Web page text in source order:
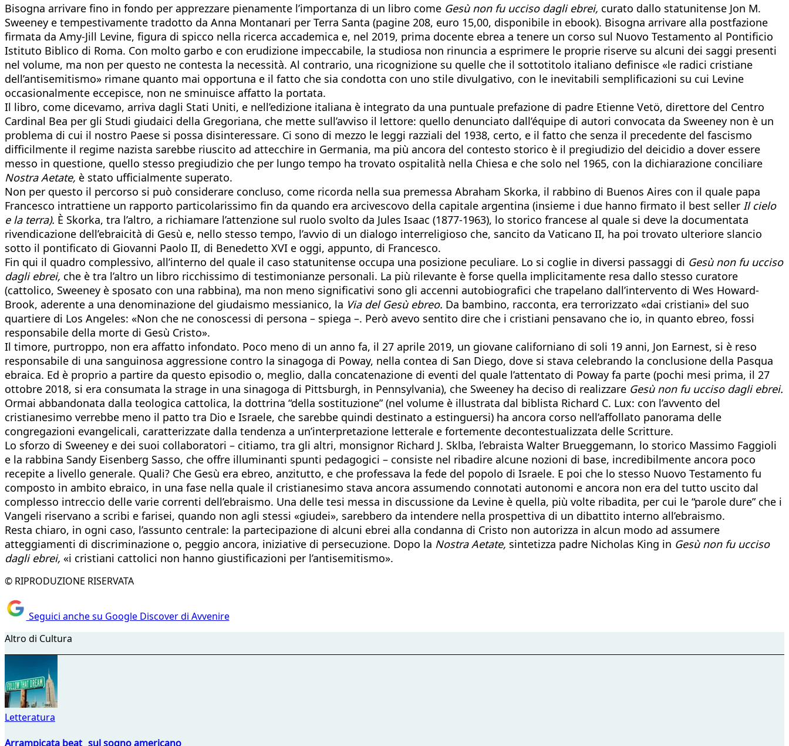
Bisogna arrivare fino in fondo per apprezzare pienamente l’importanza di un libro come Gesù non fu ucciso dagli ebrei, curato dallo statunitense Jon M.
Sweeney e tempestivamente tradotto da Anna Montanari per Terra Santa (pagine 208, euro 15,00, disponibile in ebook). Bisogna arrivare alla postfazione
firmata da Amy-Jill Levine, figura di spicco nella ricerca accademica e, nel 2019, prima docente ebrea a tenere un corso sul Nuovo Testamento al Pontificio
Istituto Biblico di Roma. Con molto garbo e con erudizione impeccabile, la studiosa non rinuncia a esprimere le proprie riserve su alcuni dei saggi presenti
nel volume, ma non per questo ne contesta la necessità. Al contrario, una ricognizione su quelle che il sottotitolo italiano definisce «le radici cristiane
dell’antisemitismo» rimane quanto mai opportuna e il fatto che sia condotta con uno stile divulgativo, con le inevitabili semplificazioni su cui Levine
occasionalmente eccepisce, non ne sminuisce affatto la portata.
Il libro, come dicevamo, arriva dagli Stati Uniti, e nell’edizione italiana è integrato da una puntuale prefazione di padre Etienne Vetö, direttore del Centro
Cardinal Bea per gli Studi giudaici della Gregoriana, che mette sull’avviso il lettore: quello denunciato dall’équipe di autori convocata da Sweeney non è un
problema di cui il nostro Paese si possa disinteressare. Ci sono di mezzo le leggi razziali del 1938, certo, e il fatto che senza il precedente del fascismo
difficilmente il regime nazista sarebbe riuscito ad attecchire in Germania, ma più ancora del contesto storico è il pregiudizio del deicidio a dover essere
messo in questione, quello stesso pregiudizio che per lungo tempo ha trovato ospitalità nella Chiesa e che solo nel 1965, con la dichiarazione conciliare
Nostra Aetate, è stato ufficialmente superato.
Non per questo il percorso si può considerare concluso, come ricorda nella sua premessa Abraham Skorka, il rabbino di Buenos Aires con il quale papa
Francesco intrattiene un rapporto particolarissimo fin da quando era arcivescovo della capitale argentina (insieme i due hanno firmato il best seller Il cielo
e la terra). È Skorka, tra l’altro, a richiamare l’attenzione sul ruolo svolto da Jules Isaac (1877-1963), lo storico francese al quale si deve la documentata
rivendicazione dell’ebraicità di Gesù e, nello stesso tempo, l’avvio di un dialogo interreligioso che, sancito da Vaticano II, ha poi trovato ulteriore slancio
sotto il pontificato di Giovanni Paolo II, di Benedetto XVI e oggi, appunto, di Francesco.
Fin qui il quadro complessivo, all’interno del quale il caso statunitense occupa una posizione peculiare. Lo si coglie in diversi passaggi di Gesù non fu ucciso
dagli ebrei, che è tra l’altro un libro ricchissimo di testimonianze personali. La più rilevante è forse quella implicitamente resa dallo stesso curatore
(cattolico, Sweeney è sposato con una rabbina), ma non meno significativi sono gli accenni autobiografici che trapelano dall’intervento di Wes Howard-
Brook, aderente a una denominazione del giudaismo messianico, la Via del Gesù ebreo. Da bambino, racconta, era terrorizzato «dai cristiani» del suo
quartiere di Los Angeles: «Non che ne conoscessi di persona – spiega –. Però avevo sentito dire che i cristiani pensavano che io, in quanto ebreo, fossi
responsabile della morte di Gesù Cristo».
Il timore, purtroppo, non era affatto infondato. Poco meno di un anno fa, il 27 aprile 2019, un giovane californiano di soli 19 anni, Jon Earnest, si è reso
responsabile di una sanguinosa aggressione contro la sinagoga di Poway, nella contea di San Diego, dove si stava celebrando la conclusione della Pasqua
ebraica. Ed è proprio a partire da questo episodio o, meglio, dalla concatenazione di eventi del quale l’attentato di Poway fa parte (pochi mesi prima, il 27
ottobre 2018, si era consumata la strage in una sinagoga di Pittsburgh, in Pennsylvania), che Sweeney ha deciso di realizzare Gesù non fu ucciso dagli ebrei.
Ormai abbandonata dalla teologica cattolica, la dottrina “della sostituzione” (nel volume è illustrata dal biblista Richard C. Lux: con l’avvento del
cristianesimo verrebbe meno il patto tra Dio e Israele, che sarebbe quindi destinato a estinguersi) ha ancora corso nell’affollato panorama delle
congregazioni evangelicali, caratterizzate dalla tendenza a un’interpretazione letterale e fortemente decontestualizzata delle Scritture.
Lo sforzo di Sweeney e dei suoi collaboratori – citiamo, tra gli altri, monsignor Richard J. Sklba, l’ebraista Walter Brueggemann, lo storico Massimo Faggioli
e la rabbina Sandy Eisenberg Sasso, che offre illuminanti spunti pedagogici – consiste nel ribadire alcune nozioni di base, incredibilmente ancora poco
recepite a livello generale. Quali? Che Gesù era ebreo, anzitutto, e che professava la fede del popolo di Israele. E poi che lo stesso Nuovo Testamento fu
composto in ambito ebraico, in una fase nella quale il cristianesimo stava ancora assumendo connotati autonomi e ancora non era del tutto uscito dal
complesso intreccio delle varie correnti dell’ebraismo. Una delle tesi messa in discussione da Levine è quella, più volte ribadita, per cui le “parole dure” che i
Vangeli riservano a scribi e farisei, quando non agli stessi «giudei», sarebbero da intendere nella prospettiva di un dibattito interno all’ebraismo.
Resta chiaro, in ogni caso, l’assunto centrale: la partecipazione di alcuni ebrei alla condanna di Cristo non autorizza in alcun modo ad assumere
atteggiamenti di discriminazione o, peggio ancora, iniziative di persecuzione. Dopo la Nostra Aetate, sintetizza padre Nicholas King in Gesù non fu ucciso
dagli ebrei, «i cristiani cattolici non hanno giustificazioni per l’antisemitismo».
© RIPRODUZIONE RISERVATA
Seguici anche su Google Discover di Avvenire
Altro di Cultura
Letteratura
Arrampicata beat sul sogno americano